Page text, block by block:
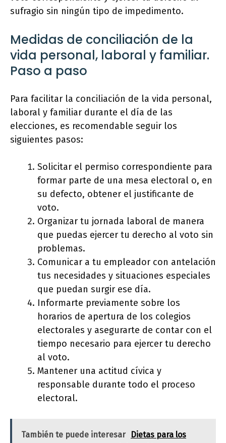
sufragio sin ningún tipo de impedimento.
Medidas de conciliación de la
vida personal, laboral y familiar.
Paso a paso
Para facilitar la conciliación de la vida personal,
laboral y familiar durante el día de las
elecciones, es recomendable seguir los
siguientes pasos:
Solicitar el permiso correspondiente para
formar parte de una mesa electoral o, en
su defecto, obtener el justificante de
voto.
Organizar tu jornada laboral de manera
que puedas ejercer tu derecho al voto sin
problemas.
Comunicar a tu empleador con antelación
tus necesidades y situaciones especiales
que puedan surgir ese día.
Informarte previamente sobre los
horarios de apertura de los colegios
electorales y asegurarte de contar con el
tiempo necesario para ejercer tu derecho
al voto.
Mantener una actitud cívica y
responsable durante todo el proceso
electoral.
También te puede interesar
Dietas para los